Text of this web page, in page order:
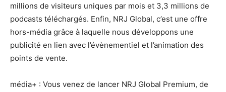
millions de visiteurs uniques par mois et 3,3 millions de
podcasts téléchargés. Enfin, NRJ Global, c’est une offre
hors-média grâce à laquelle nous développons une
publicité en lien avec l’évènementiel et l’animation des
points de vente.
média+ : Vous venez de lancer NRJ Global Premium, de